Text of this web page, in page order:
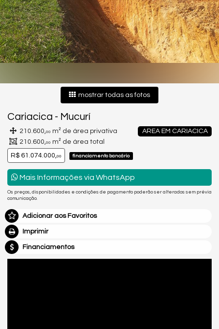
mostrar todas as fotos
Cariacica - Mucurí
AREA EM CARIACICA
210.600,00 m² de área privativa
210.600,00 m² de área total
R$ 61.074.000,00 financiamento bancário
Mais Informações via WhatsApp
Os preços, disponibilidades e condições de pagamento poderão ser alterados sem prévia
comunicação.
Adicionar aos Favoritos
Imprimir
Financiamentos